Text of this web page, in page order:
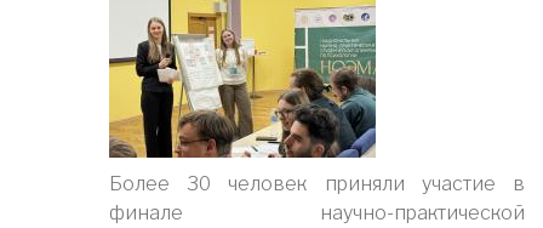
Более 30 человек приняли участие в
финале научно-практической